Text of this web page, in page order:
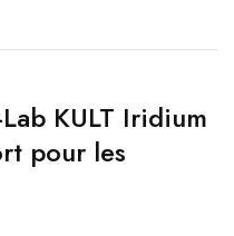
KULT Iridium
pour les